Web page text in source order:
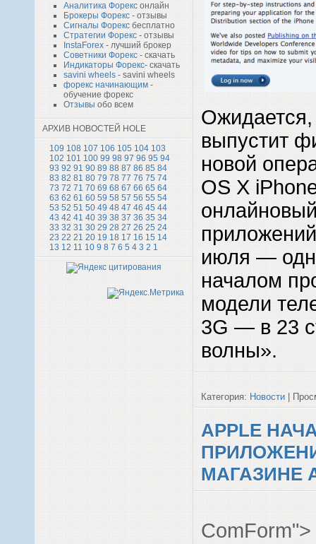
Аналитика Форекс онлайн
Брокеры Форекс - отзывы
Сигналы Форекс бесплатно
Стратегии Форекс - отзывы
InstaForex - лучший брокер
Советники Форекс - скачать
Индикаторы Форекс- скачать
savini wheels - savini wheels
форекс начинающим -
обучение форекс
Отзывы обо всем
АРХИВ НОВОСТЕЙ HOLE
109 108 107 106 105 104 103
102 101 100 99 98 97 96 95 94
93 92 91 90 89 88 87 86 85 84
83 82 81 80 79 78 77 76 75 74
73 72 71 70 69 68 67 66 65 64
63 62 61 60 59 58 57 56 55 54
53 52 51 50 49 48 47 46 45 44
43 42 41 40 39 38 37 36 35 34
33 32 31 30 29 28 27 26 25 24
23 22 21 20 19 18 17 16 15 14
13 12 11 10 9 8 7 6 5 4 3 2 1
Ожидается,
выпустит
новой
OS X
июля —
началом
модели
3G — в 23
волны».
Категория: Новости |
APPLE
МАГАЗИНЕ
ComForm">